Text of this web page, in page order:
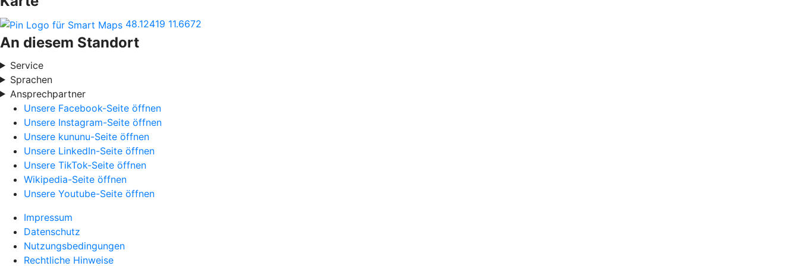
48.12419 11.6672
An diesem Standort
Service
Sprachen
Ansprechpartner
Unsere Facebook-Seite öffnen
Unsere Instagram-Seite öffnen
Unsere kununu-Seite öffnen
Unsere LinkedIn-Seite öffnen
Unsere TikTok-Seite öffnen
Wikipedia-Seite öffnen
Unsere Youtube-Seite öffnen
Impressum
Datenschutz
Nutzungsbedingungen
Rechtliche Hinweise